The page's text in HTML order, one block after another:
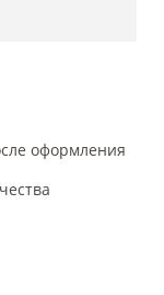
оформления